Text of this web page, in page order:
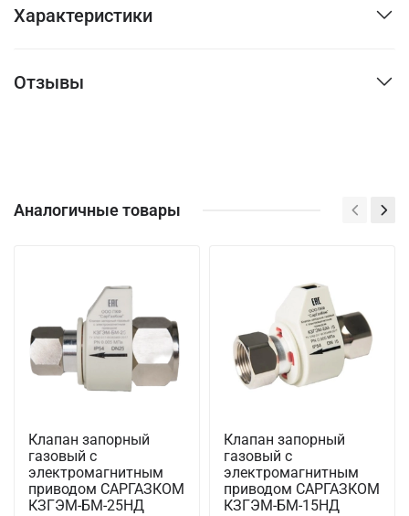
Характеристики
Отзывы
Аналогичные товары
Клапан запорный
газовый с
электромагнитным
приводом САРГАЗКОМ
КЗГЭМ-БМ-25НД
Клапан запорный
газовый с
электромагнитным
приводом САРГАЗКОМ
КЗГЭМ-БМ-15НД